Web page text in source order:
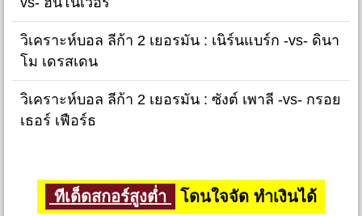
วิเคราะห์บอล ลีก้า 2 เยอรมัน : เนิร์นแบร์ก -vs- ดินา
โม เดรสเดน
วิเคราะห์บอล ลีก้า 2 เยอรมัน : ซังต์ เพาลี -vs- กรอย
เธอร์ เฟือร์ธ
ทีเด็ดสกอร์สูงต่ำ โดนใจจัด ทำเงินได้